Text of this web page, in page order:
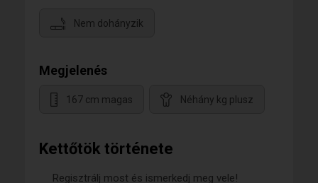
Kettőtök története
Regisztrálj most és ismerkedj meg vele!
Nem dohányzik
Megjelenés
167 cm magas Néhány kg plusz